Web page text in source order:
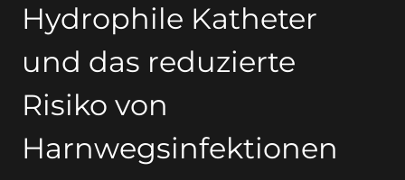
Hydrophile Katheter
und das reduzierte
Risiko von
Harnwegsinfektionen